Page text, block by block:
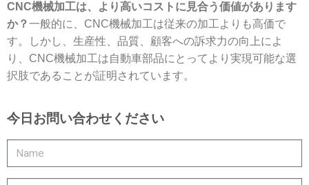
CNC機械加工は、より高いコストに見合う価値があります
か？一般的に、CNC機械加工は従来の加工よりも高価で
す。しかし、生産性、品質、顧客への訴求力の向上によ
り、CNC機械加工は自動車部品にとってより実現可能な選
択肢であることが証明されています。
今日お問い合わせください